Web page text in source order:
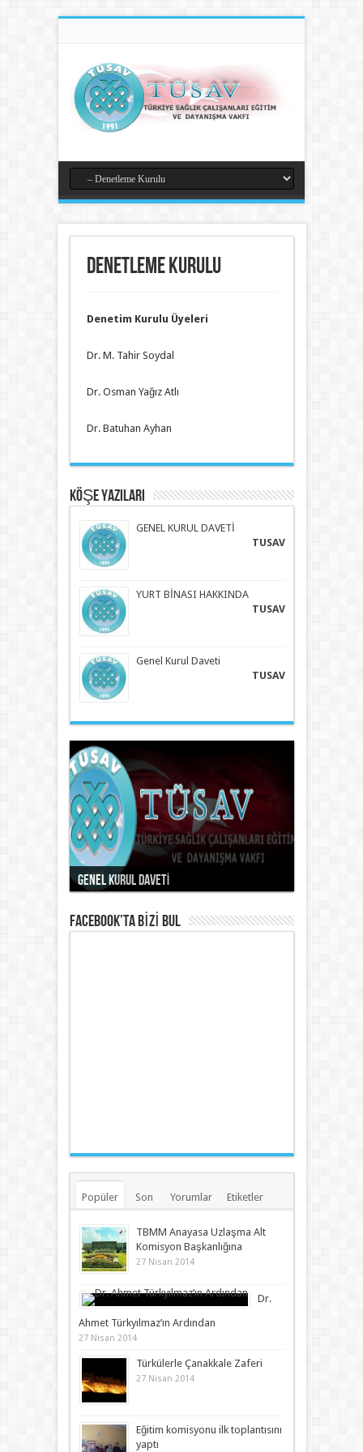
Denetleme Kurulu
Denetim Kurulu Üyeleri
Dr. M. Tahir Soydal
Dr. Osman Yağız Atlı
Dr. Batuhan Ayhan
KÖŞE YAZILARI
GENEL KURUL DAVETİ
TUSAV
YURT BİNASI HAKKINDA
TUSAV
Genel Kurul Daveti
TUSAV
GENEL KURUL DAVETİ
FACEBOOK’TA BİZİ BUL
Popüler Son Yorumlar Etiketler
TBMM Anayasa Uzlaşma Alt
Komisyon Başkanlığına
27 Nisan 2014
Dr.
Ahmet Türkyılmaz’ın Ardından
27 Nisan 2014
Türkülerle Çanakkale Zaferi
27 Nisan 2014
Eğitim komisyonu ilk toplantısını
yaptı